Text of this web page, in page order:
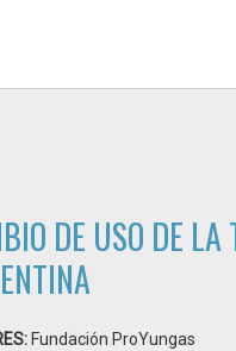
DE USO DE LA
Fundación ProYungas